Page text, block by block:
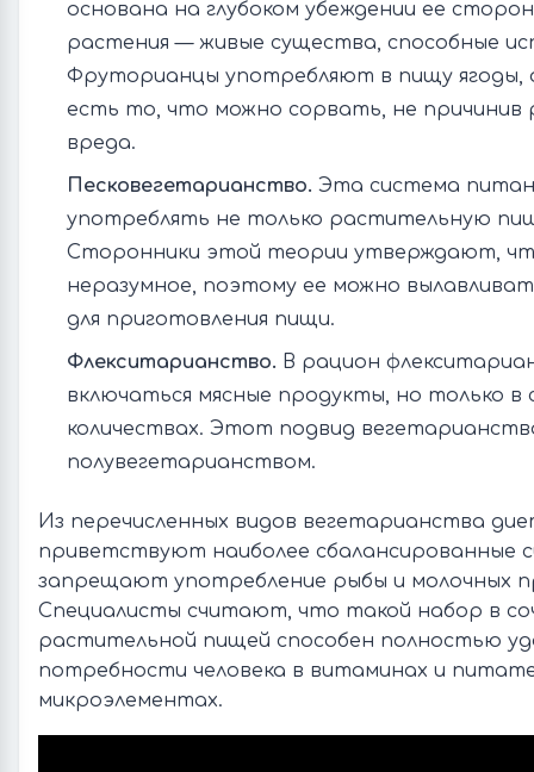
основана на глубоком убеждении ее
растения — живые существа, способные
Фруторианцы употребляют в пищу ягоды,
есть то, что можно сорвать, не причинив
вреда.
Песковегетарианство. Эта система
употреблять не только растительную
Сторонники этой теории утверждают,
неразумное, поэтому ее можно
для приготовления пищи.
Флекситарианство. В рацион
включаться мясные продукты, но только в
количествах. Этот подвид
полувегетарианством.
Из перечисленных видов вегетарианства
приветствуют наиболее сбалансированные
запрещают употребление рыбы и молочных
Специалисты считают, что такой набор в
растительной пищей способен полностью
потребности человека в витаминах и
микроэлементах.